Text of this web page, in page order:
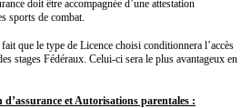
doit être accompagnée d’une attestation
sports de combat.
que le type de Licence choisi conditionnera l’accès
stages Fédéraux. Celui-ci sera le plus avantageux en
et Autorisations parentales :